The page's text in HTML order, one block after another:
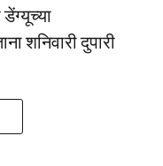
डेंग्यूच्या
शनिवारी दुपारी